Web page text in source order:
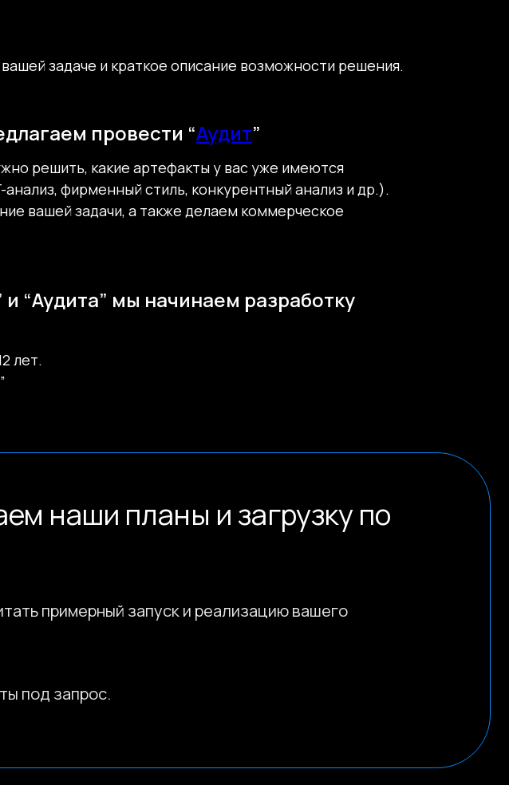
задачи на Стратегическом интервью, чтобы понять, подходим ли
которого формируется предложение. Только после этих этапов
проекта, где важно показать прозрачность,
и запуском работ.
задаче и краткое описание возможности решения.
провести “Аудит”
решить, какие артефакты у вас уже имеются
фирменный стиль, конкурентный анализ и др.).
вашей задачи, а также делаем коммерческое
“Аудита” мы начинаем разработку
лет.
”
планы и загрузку по